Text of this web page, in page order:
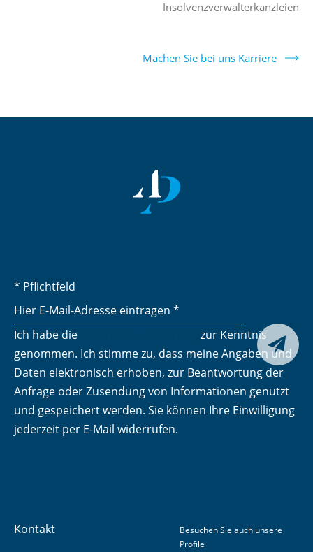
Insolvenzverwalterkanzleien
Machen Sie bei uns Karriere
* Pflichtfeld
Ich habe die
zur Kenntnis
genommen. Ich stimme zu, dass meine Angaben und
Daten elektronisch erhoben, zur Beantwortung der
Anfrage oder Zusendung von Informationen genutzt
und gespeichert werden. Sie können Ihre Einwilligung
jederzeit per E-Mail widerrufen.
Senden

Kontakt
Besuchen Sie auch unsere
Profile